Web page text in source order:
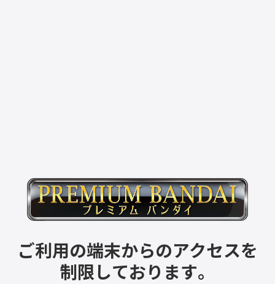
ご利用の端末からのアクセスを
制限しております。